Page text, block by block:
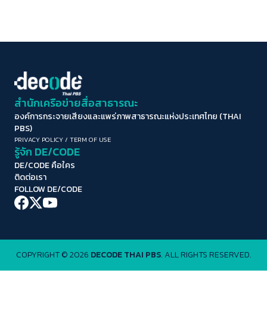
สำนักเครือข่ายสื่อสาธารณะ
องค์การกระจายเสียงและแพร่ภาพสาธารณะแห่งประเทศไทย (THAI
PBS)
PRIVACY POLICY/ TERM OF USE
รู้จัก DE/CODE
DE/CODE คือใคร
ติดต่อเรา
FOLLOW DE/CODE
COPYRIGHT © 2026 DECODE THAI PBS. ALL RIGHTS RESERVED.